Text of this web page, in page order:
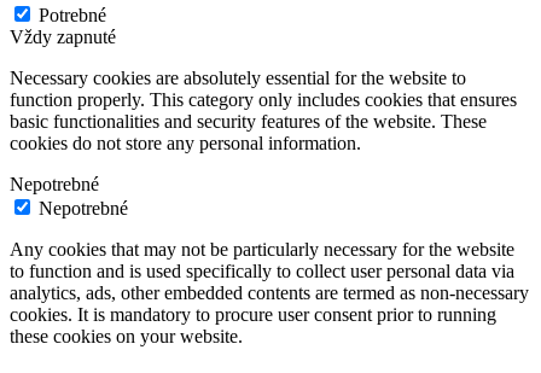
Potrebné
Vždy zapnuté
Necessary cookies are absolutely essential for the website to
function properly. This category only includes cookies that ensures
basic functionalities and security features of the website. These
cookies do not store any personal information.
Nepotrebné
Nepotrebné
Any cookies that may not be particularly necessary for the website
to function and is used specifically to collect user personal data via
analytics, ads, other embedded contents are termed as non-necessary
cookies. It is mandatory to procure user consent prior to running
these cookies on your website.